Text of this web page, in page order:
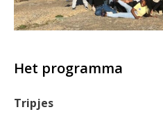
Het programma
Tripjes